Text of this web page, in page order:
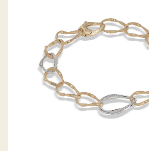
ARMBAND MARRAKECH